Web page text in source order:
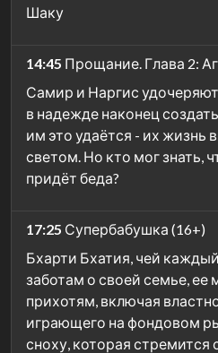
Шаку
14:45 Прощание. Глава 2:
Самир и Наргис
в надежде наконец
им это удаётся - их жизнь
светом. Но кто мог знать,
придёт беда?
17:25 Супербабушка (16+)
Бхарти Бхатия, чей
заботам о своей семье,
прихотям, включая
играющего на фондовом
сноху, которая стремится